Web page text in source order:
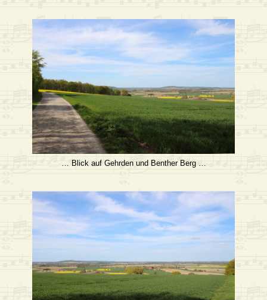
… Blick auf Gehrden und Benther Berg …